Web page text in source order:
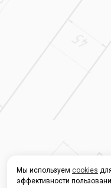
Мы используем cookies
эффективности